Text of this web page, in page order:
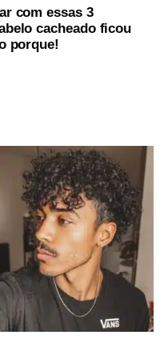
com essas 3
cacheado ficou
porque!